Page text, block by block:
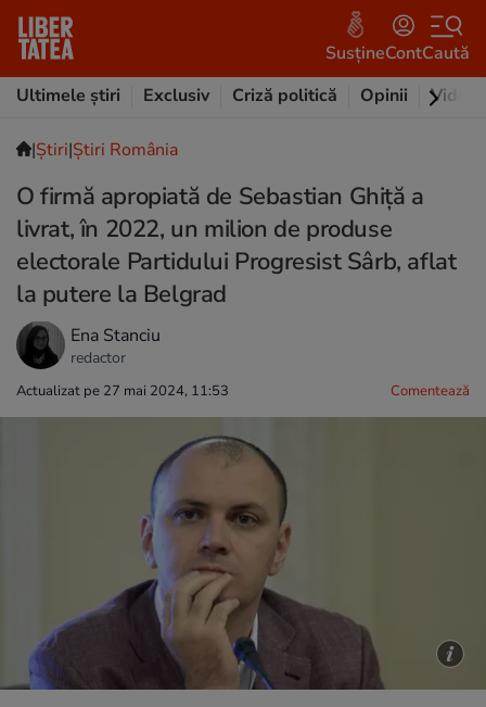
SusțineContCaută
Ultimele știri
Exclusiv Criză politică Opinii Video
|Ştiri|Știri România
O firmă apropiată de Sebastian Ghiță a
livrat, în 2022, un milion de produse
electorale Partidului Progresist Sârb, aflat
la putere la Belgrad
Ena Stanciu
redactor
Actualizat pe 27 mai 2024, 11:53 Comentează